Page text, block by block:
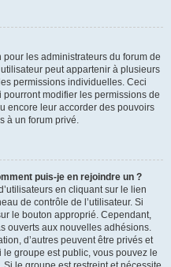
pour les administrateurs du forum de
peut appartenir à plusieurs
permissions individuelles. Ceci
modifier les permissions de
encore leur accorder des pouvoirs
à un forum privé.
puis-je en rejoindre un ?
en cliquant sur le lien
de contrôle de l’utilisateur. Si
le bouton approprié. Cependant,
ouverts aux nouvelles adhésions.
d’autres peuvent être privés et
le groupe est public, vous pouvez le